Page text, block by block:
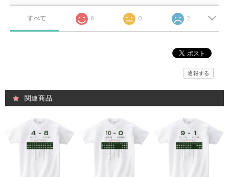
すべて 8 0 2
通報する
関連商品